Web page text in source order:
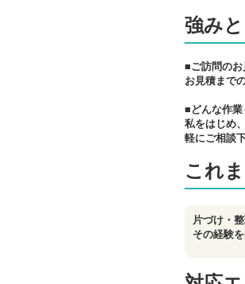
強み
■ご訪問の
お見積まで
■どんな作
私をはじめ
軽にご相談
これ
片づけ・
その経験